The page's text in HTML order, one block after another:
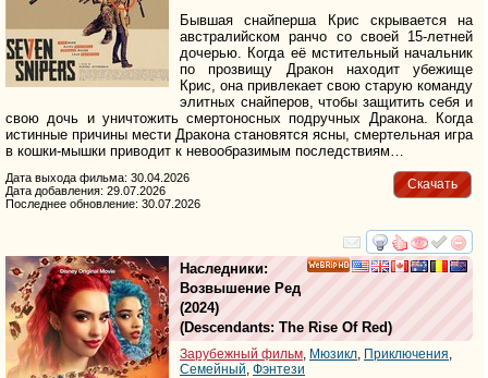
Бывшая снайперша Крис скрывается на
австралийском ранчо со своей 15-летней
дочерью. Когда её мстительный начальник
по прозвищу Дракон находит убежище
Крис, она привлекает свою старую команду
элитных снайперов, чтобы защитить себя и
свою дочь и уничтожить смертоносных подручных Дракона. Когда
истинные причины мести Дракона становятся ясны, смертельная игра
в кошки-мышки приводит к невообразимым последствиям…
Скачать
Дата выхода фильма: 30.04.2026
Дата добавления: 29.07.2026
Последнее обновление: 30.07.2026
смотреть
Наследники:
Возвышение Ред
(2024)
(Descendants: The Rise Of Red)
Зарубежный фильм Мюзикл Приключения
Семейный Фэнтези